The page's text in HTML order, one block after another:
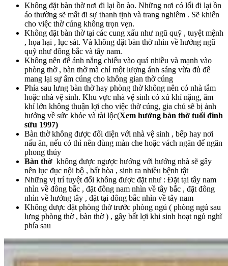
Không đặt bàn thờ nơi đi lại ồn ào. Những nơi có lối đi lại ồn
áo thường sẽ mất đi sự thanh tịnh và trang nghiêm . Sẽ khiến
cho việc thờ cúng không trọn vẹn.
Không đặt bàn thờ tại các cung xấu như ngũ quỹ , tuyệt mệnh
, họa hại , lục sát. Và không đặt bàn thờ nhìn về hướng ngũ
quỹ như đông bắc và tây nam.
Không nên để ánh nắng chiếu vào quá nhiều và mạnh vào
phòng thờ , bàn thờ mà chỉ một lượng ánh sáng vừa đủ để
mang lại sự ấm cúng cho không gian thờ cúng
Phía sau lưng bàn thờ hay phòng thờ không nên có nhà tắm
hoặc nhà vệ sinh. Khu vực nhà vệ sinh có xú khí nặng, âm
khí lớn không thuận lợi cho việc thờ cúng, gia chủ sẽ bị ảnh
hưởng về sức khỏe và tài lộc(Xem hướng bàn thờ tuổi đinh
sửu 1997)
Bàn thờ không được đối diện với nhà vệ sinh , bếp hay nơi
nấu ăn, nếu có thì nên dùng màn che hoặc vách ngăn để ngăn
phong thủy
Bàn thờ không được ngược hướng với hướng nhà sẽ gây
nên lục đục nội bộ , bất hòa , sinh ra nhiều bệnh tật
Những vị trí tuyệt đối không được đặt như : Đặt tại tây nam
nhìn về đông bắc , đặt đông nam nhìn về tây bắc , đặt đông
nhìn về hướng tây , đặt tại đông bắc nhìn về tây nam
Không được đặt phòng thờ trước phòng ngủ ( phòng ngủ sau
lưng phòng thờ , bàn thờ ) , gây bất lợi khi sinh hoạt ngủ nghĩ
phía sau